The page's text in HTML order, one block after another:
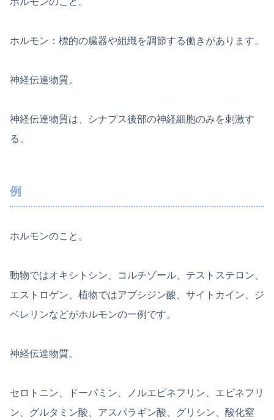
ホルモン：標的の臓器や組織を調節する働きがあります。
神経伝達物質。
神経伝達物質は、シナプス後部の神経細胞のみを刺激す
る。
例
ホルモンのこと。
動物ではオキシトシン、コルチゾール、テストステロン、
エストロゲン、植物ではアブシジン酸、サイトカイン、ジ
ベレリンなどがホルモンの一例です。
神経伝達物質。
セロトニン、ドーパミン、ノルエピネフリン、エピネフリ
ン、グルタミン酸、アスパラギン酸、グリシン、酸化窒